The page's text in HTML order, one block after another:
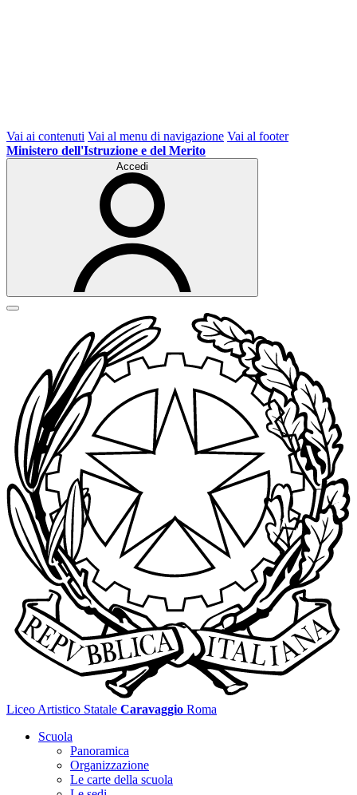
Vai ai contenuti Vai al menu di navigazione Vai al footer
Ministero dell'Istruzione e del Merito
Accedi
Liceo Artistico Statale Caravaggio Roma
Scuola
Panoramica
Organizzazione
Le carte della scuola